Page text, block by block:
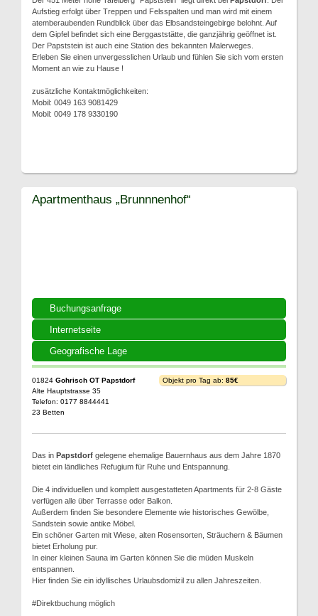
Aufstieg erfolgt über Treppen und Felsspalten und man wird mit einem
atemberaubenden Rundblick über das Elbsandsteingebirge belohnt. Auf
dem Gipfel befindet sich eine Berggaststätte, die ganzjährig geöffnet ist.
Der Papststein ist auch eine Station des bekannten Malerweges.
Erleben Sie einen unvergesslichen Urlaub und fühlen Sie sich vom ersten
Moment an wie zu Hause !
zusätzliche Kontaktmöglichkeiten:
Mobil: 0049 163 9081429
Mobil: 0049 178 9330190
Buchungsanfrage
Internetseite
Geografische Lage
Apartmenthaus „Brunnnenhof“
01824 Gohrisch OT Papstdorf
Alte Hauptstrasse 35
Telefon: 0177 8844441
23 Betten
Objekt pro Tag ab: 85€
Das in Papstdorf gelegene ehemalige Bauernhaus aus dem Jahre 1870
bietet ein ländliches Refugium für Ruhe und Entspannung.
Die 4 individuellen und komplett ausgestatteten Apartments für 2-8 Gäste
verfügen alle über Terrasse oder Balkon.
Außerdem finden Sie besondere Elemente wie historisches Gewölbe,
Sandstein sowie antike Möbel.
Ein schöner Garten mit Wiese, alten Rosensorten, Sträuchern & Bäumen
bietet Erholung pur.
In einer kleinen Sauna im Garten können Sie die müden Muskeln
entspannen.
Hier finden Sie ein idyllisches Urlaubsdomizil zu allen Jahreszeiten.
#Direktbuchung möglich